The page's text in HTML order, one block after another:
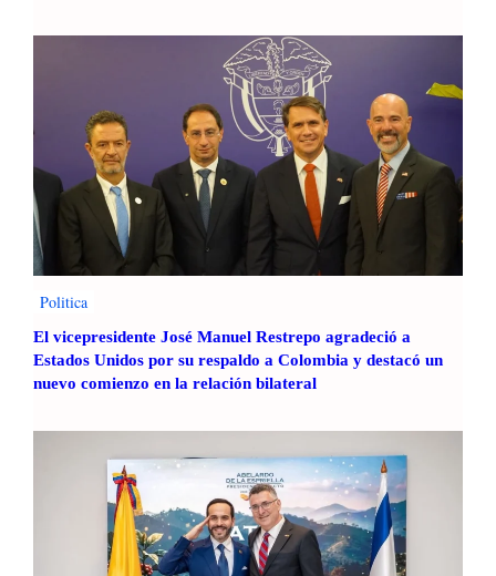
Politica
El vicepresidente José Manuel Restrepo agradeció a
Estados Unidos por su respaldo a Colombia y destacó un
nuevo comienzo en la relación bilateral